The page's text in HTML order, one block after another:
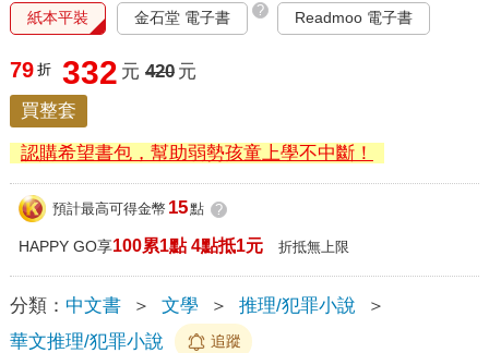
紙本平裝 金石堂 電子書 ? Readmoo 電子書
79 折 332 元 420 元
買整套
認購希望書包，幫助弱勢孩童上學不中斷！
預計最高可得金幣 15點 ?
HAPPY GO享100累1點 4點抵1元 折抵無上限
分類： 中文書 ＞ 文學 ＞ 推理/犯罪小說
＞
華文推理/犯罪小說
追蹤